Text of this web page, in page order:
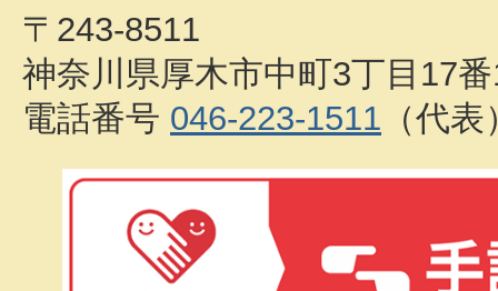
〒243-8511
神奈川県厚木市中町3丁目17
電話番号 046-223-1511 （代表